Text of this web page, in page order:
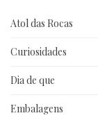
Atol das Rocas
Curiosidades
Dia de que
Embalagens